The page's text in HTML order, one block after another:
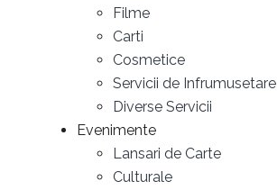
Filme
Carti
Cosmetice
Servicii de Infrumusetare
Diverse Servicii
Evenimente
Lansari de Carte
Culturale